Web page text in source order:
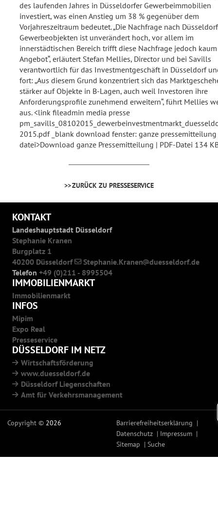
des laufenden Jahres in Düsseldorfer Gewerbeimmobilien
investiert, was einen Anstieg um 38 % gegenüber dem
Vorjahreszeitraum bedeutet. „Die Nachfrage nach
Gewerbeobjekten ist unverändert hoch, vor allem im
innerstädtischen Bereich trifft diese Nachfrage jedoch
Angebot“, erläutert Stefan Mellies, Director und bei Savills
verantwortlich für das Investmentgeschäft in Düsseldorf
fort: „Aus diesem Grund konzentriert sich das
stärker auf Objekte in B-Lagen, auch weil Investoren ihre
Anforderungsprofile zunehmend erweitern“, führt Mellies
aus. <link fileadmin media presse
2015.pdf _blank download fenster: ganze
datei>Download ganze Pressemitteilung | PDF-Datei 134
ZURÜCK ZU PRESSESERVICE
KONTAKT
Landeshauptstadt Düsseldorf
Stephanie Kranen
Burgplatz 1
40200 Düsseldorf
Stephanie.Kranen
duesseldorf.de
Telefon +49 (0)211 - 8995504
IMMOBILIENMARKT
Immobilienmarkt
INFOS
Mipim
Expo Real
Presseservice
DÜSSELDORF IM NETZ
Wirtschaftsförderung
www.duesseldorf.de
Düsseldorf Liegenschaften
Amt für Verkehrsmanagement
Copyright © 2026
Barrierefreiheitserklärung
Datenschutz
Impressum
Sitemap
Suche